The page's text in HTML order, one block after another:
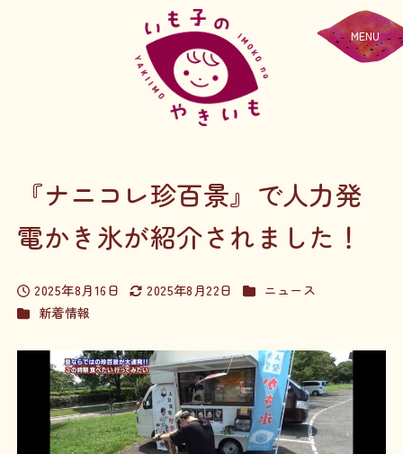
MENU
『ナニコレ珍百景』で人力発
電かき氷が紹介されました！
投稿日
2025年8月16日
更新日
2025年8月22日 カテゴリー
ニュース
カテゴリー
新着情報